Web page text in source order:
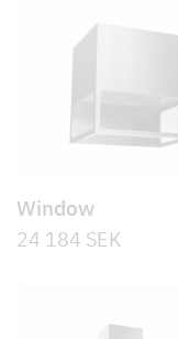
Window
24 184 SEK